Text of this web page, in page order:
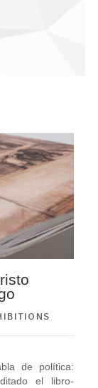
de política:
el libro-